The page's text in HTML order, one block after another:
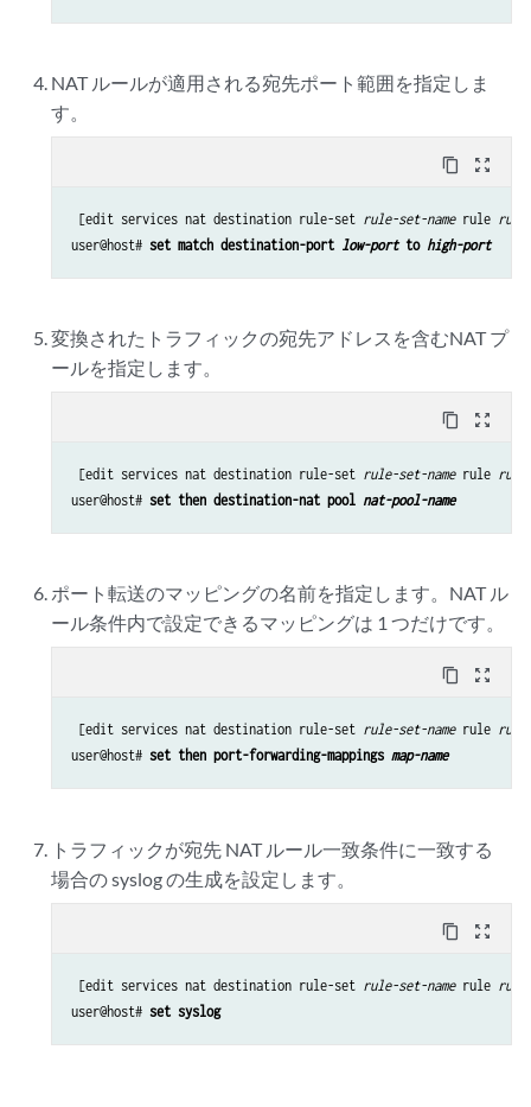
NAT ルールが適用される宛先ポート範囲を指定しま
す。
content_copy zoom_out_map
[edit services nat destination rule-set rule-set-name rule rule-
user@host# set match destination-port low-port to high-port
変換されたトラフィックの宛先アドレスを含むNAT プ
ールを指定します。
content_copy zoom_out_map
[edit services nat destination rule-set rule-set-name rule rule-
user@host# set then destination-nat pool nat-pool-name
ポート転送のマッピングの名前を指定します。NAT ル
ール条件内で設定できるマッピングは 1 つだけです。
content_copy zoom_out_map
[edit services nat destination rule-set rule-set-name rule rule-
user@host# set then port-forwarding-mappings map-name
トラフィックが宛先 NAT ルール一致条件に一致する
場合の syslog の生成を設定します。
content_copy zoom_out_map
[edit services nat destination rule-set rule-set-name rule rule-
user@host# set syslog